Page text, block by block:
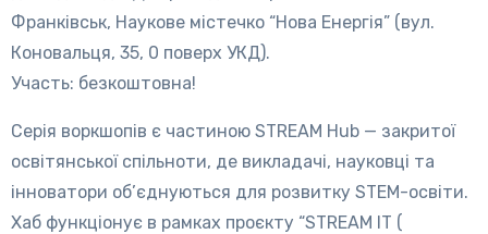
Франківськ, Наукове містечко “Нова Енергія” (вул.
Коновальця, 35, 0 поверх УКД).
Участь: безкоштовна!
Серія воркшопів є частиною STREAM Hub — закритої
освітянської спільноти, де викладачі, науковці та
інноватори об’єднуються для розвитку STEM-освіти.
Хаб функціонує в рамках проєкту “STREAM IT (